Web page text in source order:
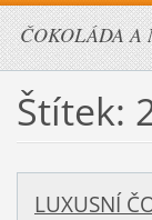
ČOKOLÁDA A
Štítek:
LUXUSNÍ